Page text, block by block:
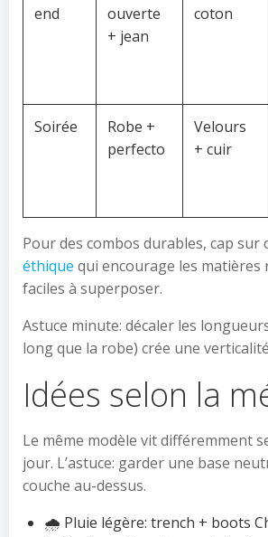
end
ouverte
+ jean
coton
Soirée
Robe +
perfecto
Velours
+ cuir
Pour des combos durables, cap sur
éthique qui encourage les matières
faciles à superposer.
Astuce minute: décaler les
long que la robe) crée une
Idées selon la
Le même modèle vit différemment
jour. L’astuce: garder une base
couche au-dessus.
🌧️ Pluie légère: trench + boots